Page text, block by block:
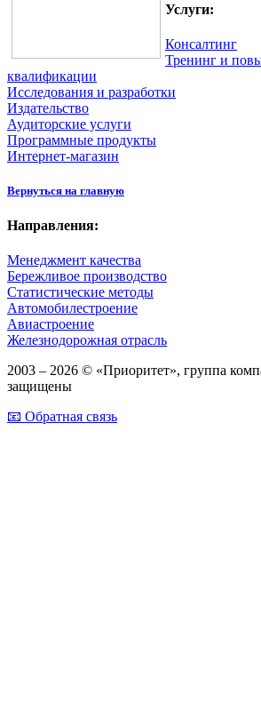
Услуги:
Консалтинг
Тренинг и
квалификации
Исследования и разработки
Издательство
Аудиторские услуги
Программные продукты
Интернет-магазин
Вернуться на главную
Направления:
Менеджмент качества
Бережливое производство
Статистические методы
Автомобилестроение
Авиастроение
Железнодорожная отрасль
2003 – 2026 © «Приоритет», группа
защищены
📧 Обратная связь